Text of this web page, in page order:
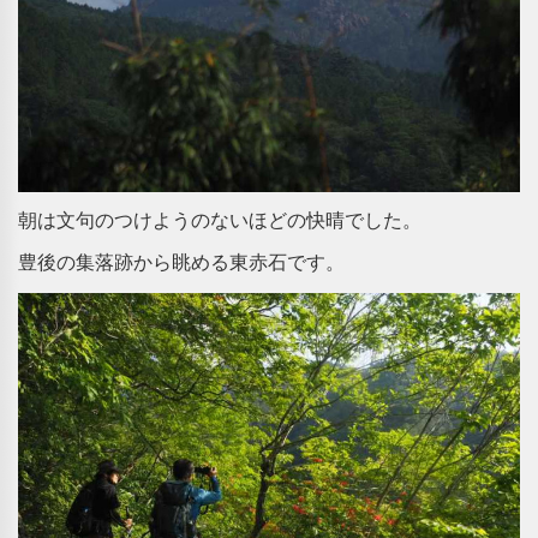
朝は文句のつけようのないほどの快晴でした。
豊後の集落跡から眺める東赤石です。